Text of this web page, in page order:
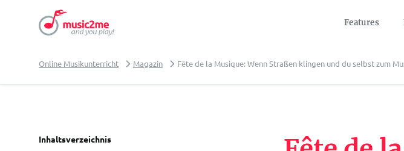
Features
Online Musikunterricht Magazin Fête de la Musique: Wenn Straßen klingen und du selbst zum
Inhaltsverzeichnis